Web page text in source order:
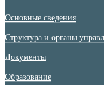
Основные сведения
Структура и органы
Документы
Образование